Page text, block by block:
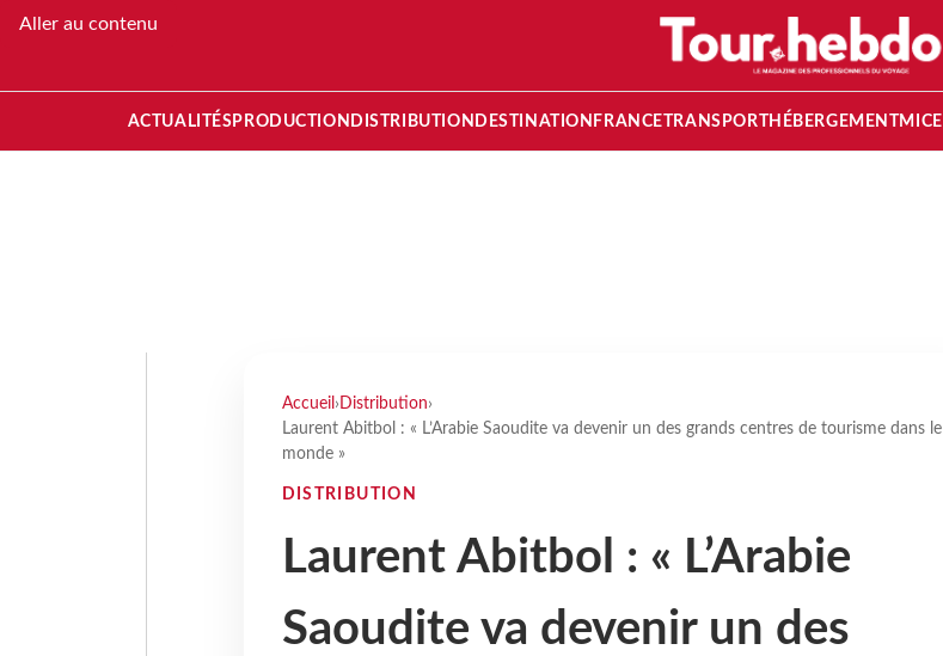
Aller au contenu
ACTUALITÉS PRODUCTION DISTRIBUTION DESTINATION FRANCETRANSPORT HÉBERGEMENTMICE
Accueil › Distribution›
Laurent Abitbol : « L’Arabie Saoudite va devenir un des grands centres de tourisme dans le
monde »
DISTRIBUTION
Laurent Abitbol : « L’Arabie
Saoudite va devenir un des